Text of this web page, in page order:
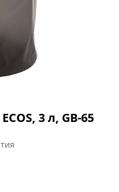
3 л, GB-65